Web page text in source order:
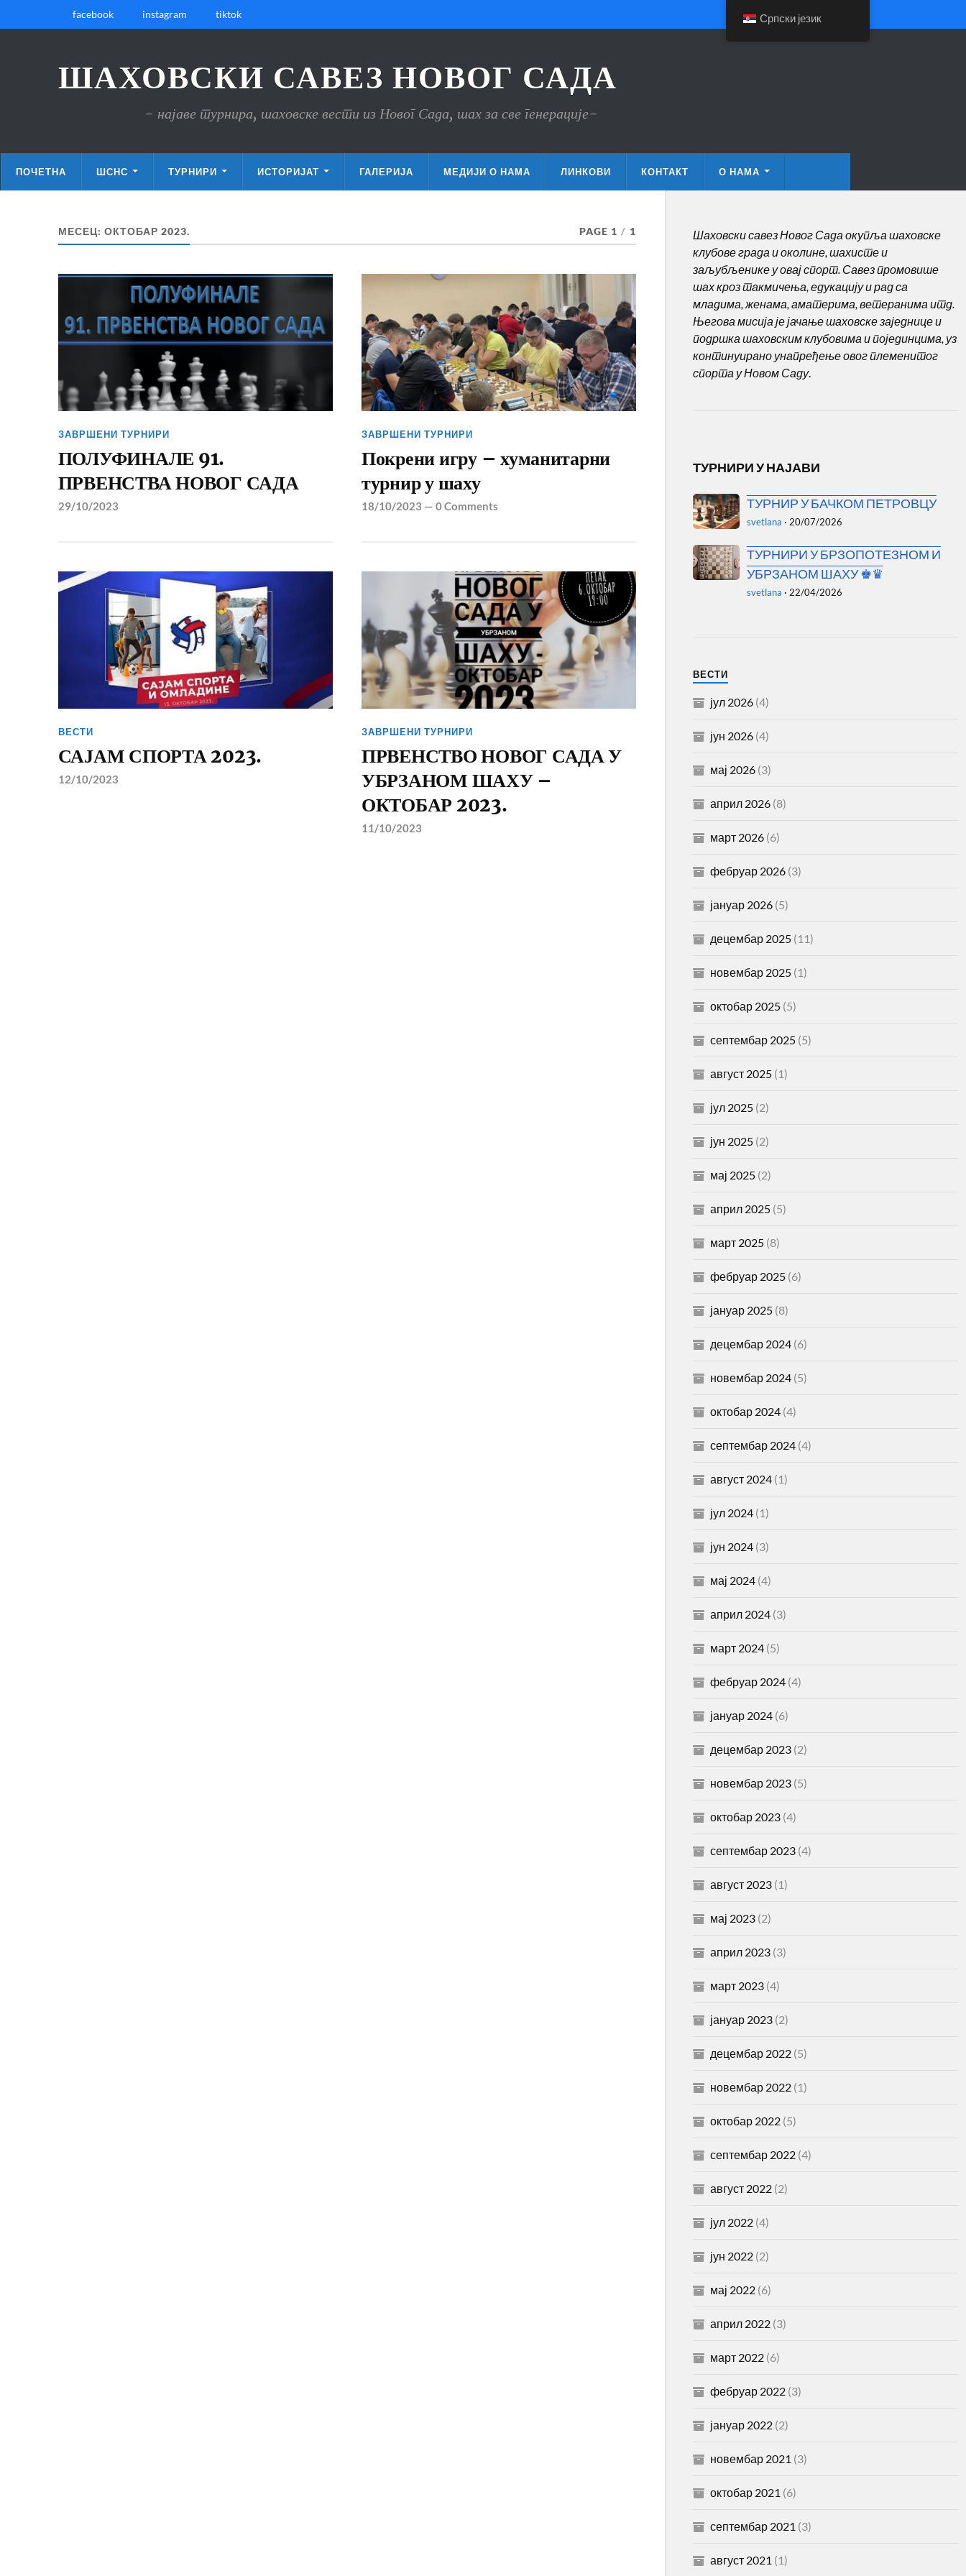
facebook instagram tiktok
ШАХОВСКИ САВЕЗ НОВОГ САДА
- најаве турнира, шаховске вести из Новог Сада, шах за све генерације-
ПОЧЕТНА ШСНС ТУРНИРИ ИСТОРИЈАТ ГАЛЕРИЈА МЕДИЈИ О НАМА ЛИНКОВИ КОНТАКТ О НАМА
МЕСЕЦ: ОКТОБАР 2023. PAGE 1 / 1
ЗАВРШЕНИ ТУРНИРИ
ПОЛУФИНАЛЕ 91.
ПРВЕНСТВА НОВОГ САДА
29/10/2023
ЗАВРШЕНИ ТУРНИРИ
Покрени игру – хуманитарни
турнир у шаху
18/10/2023 — 0 Comments
ВЕСТИ
САЈАМ СПОРТА 2023.
12/10/2023
ЗАВРШЕНИ ТУРНИРИ
ПРВЕНСТВО НОВОГ САДА У
УБРЗАНОМ ШАХУ –
ОКТОБАР 2023.
11/10/2023
Шаховски савез Новог Сада окупља шаховске
клубове града и околине, шахисте и
заљубљенике у овај спорт. Савез промовише
шах кроз такмичења, едукацију и рад са
младима, женама, аматерима, ветеранима итд.
Његова мисија је јачање шаховске заједнице и
подршка шаховским клубовима и појединцима, уз
континуирано унапређење овог племенитог
спорта у Новом Саду.
ТУРНИРИ У НАЈАВИ
ТУРНИР У БАЧКОМ ПЕТРОВЦУ
svetlana · 20/07/2026
ТУРНИРИ У БРЗОПОТЕЗНОМ И
УБРЗАНОМ ШАХУ ♚♛
svetlana · 22/04/2026
ВЕСТИ
јул 2026(4)
јун 2026(4)
мај 2026(3)
април 2026(8)
март 2026(6)
фебруар 2026(3)
јануар 2026(5)
децембар 2025(11)
новембар 2025(1)
октобар 2025(5)
септембар 2025(5)
август 2025(1)
јул 2025(2)
јун 2025(2)
мај 2025(2)
април 2025(5)
март 2025(8)
фебруар 2025(6)
јануар 2025(8)
децембар 2024(6)
новембар 2024(5)
октобар 2024(4)
септембар 2024(4)
август 2024(1)
јул 2024(1)
јун 2024(3)
мај 2024(4)
април 2024(3)
март 2024(5)
фебруар 2024(4)
јануар 2024(6)
децембар 2023(2)
новембар 2023(5)
октобар 2023(4)
септембар 2023(4)
август 2023(1)
мај 2023(2)
април 2023(3)
март 2023(4)
јануар 2023(2)
децембар 2022(5)
новембар 2022(1)
октобар 2022(5)
септембар 2022(4)
август 2022(2)
јул 2022(4)
јун 2022(2)
мај 2022(6)
април 2022(3)
март 2022(6)
фебруар 2022(3)
јануар 2022(2)
новембар 2021 (3)
октобар 2021 (6)
септембар 2021 (3)
август 2021 (1)
Српски језик